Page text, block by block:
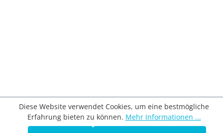
Diese Website verwendet Cookies, um eine bestmögliche
Erfahrung bieten zu können. Mehr Informationen ...